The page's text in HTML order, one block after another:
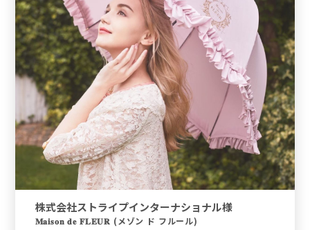
株式会社ストライプインターナショナル様
𝐌𝐚𝐢𝐬𝐨𝐧 𝐝𝐞 𝐅𝐋𝐄𝐔𝐑 (メゾン ド フルール)